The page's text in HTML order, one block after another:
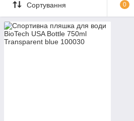
Сортування 0